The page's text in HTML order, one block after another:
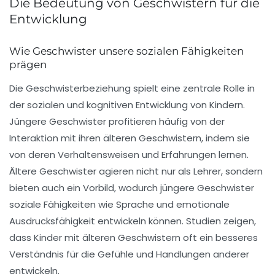
Die Bedeutung von Geschwistern für die
Entwicklung
Wie Geschwister unsere sozialen Fähigkeiten
prägen
Die Geschwisterbeziehung spielt eine zentrale Rolle in
dersozialen und kognitiven Entwicklung von Kindern.
Jüngere Geschwister profitieren häufig von der
Interaktion mit ihren älteren Geschwistern, indem sie
von deren Verhaltensweisen und Erfahrungen lernen.
Ältere Geschwister agieren nicht nur als Lehrer, sondern
bieten auch ein Vorbild, wodurch jüngere Geschwister
soziale Fähigkeiten wie Sprache und emotionale
Ausdrucksfähigkeit entwickeln können. Studien zeigen,
dass Kinder mit älteren Geschwistern oft ein besseres
Verständnis für die Gefühle und Handlungen anderer
entwickeln.